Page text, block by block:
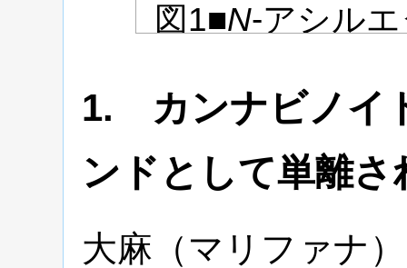
図1■N-アシル
体と機能
1. カンナビノイ
ンドとして単離
大麻（マリファナ